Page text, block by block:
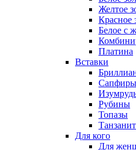
Желтое
Красное
Белое с
Платина
Вставки
Сапфиры
Рубины
Топазы
Для кого
Для